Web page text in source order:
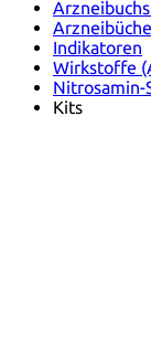
Indikatoren
Wirkstoffe
Nitrosamin-
Kits